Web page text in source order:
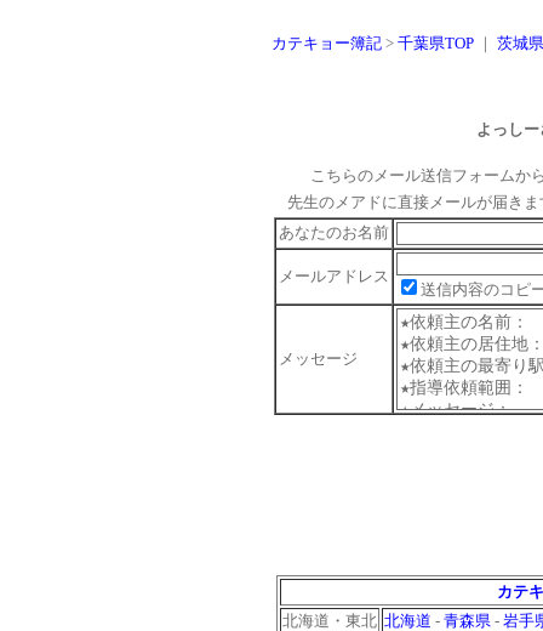
カテキョー簿記 > 千葉県TOP ｜ 茨城県
よっしー
こちらのメール送信フォームか
先生のメアドに直接メールが届き
あなたのお名前
メールアドレス
送信内容のコピ
メッセージ
カテ
北海道・東北 北海道 - 青森県- 岩手